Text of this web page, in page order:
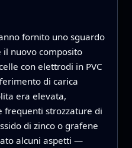
fornito uno sguardo
il nuovo composito
con elettrodi in PVC
di carica
era elevata,
frequenti strozzature di
di zinco o grafene
alcuni aspetti —